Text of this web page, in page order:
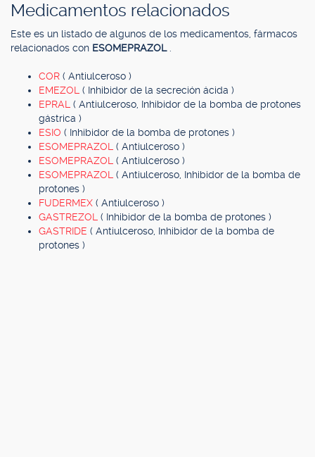
Medicamentos relacionados
Este es un listado de algunos de los medicamentos, fármacos
relacionados con ESOMEPRAZOL
COR ( Antiulceroso )
EMEZOL ( Inhibidor de la secreción ácida )
EPRAL ( Antiulceroso, Inhibidor de la bomba de protones
gástrica )
ESIO ( Inhibidor de la bomba de protones )
ESOMEPRAZOL ( Antiulceroso )
ESOMEPRAZOL ( Antiulceroso )
ESOMEPRAZOL ( Antiulceroso, Inhibidor de la bomba de
protones )
FUDERMEX ( Antiulceroso )
GASTREZOL ( Inhibidor de la bomba de protones )
GASTRIDE ( Antiulceroso, Inhibidor de la bomba de
protones )